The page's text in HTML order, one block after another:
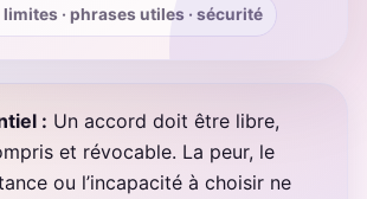
· phrases utiles · sécurité
: Un accord doit être libre,
et révocable. La peur, le
ou l’incapacité à choisir ne